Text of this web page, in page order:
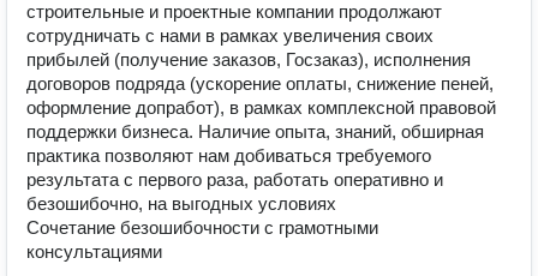
строительные и проектные компании продолжают
сотрудничать с нами в рамках увеличения своих
прибылей (получение заказов, Госзаказ), исполнения
договоров подряда (ускорение оплаты, снижение пеней,
оформление допработ), в рамках комплексной правовой
поддержки бизнеса. Наличие опыта, знаний, обширная
практика позволяют нам добиваться требуемого
результата с первого раза, работать оперативно и
безошибочно, на выгодных условиях
Сочетание безошибочности с грамотными
консультациями